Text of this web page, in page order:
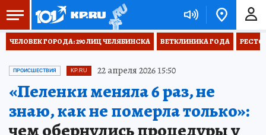
ЧЕЛОВЕК ГОРОДА: 290 ЛИЦ ЧЕЛЯБИНСКА ВЕТКЛИНИКА ГОДА
ПРОИСШЕСТВИЯ KP.RU 22 апреля 2026 15:50
«Пеленки меняла 6 раз, не
знаю, как не померла только»:
чем обернулись процедуры у